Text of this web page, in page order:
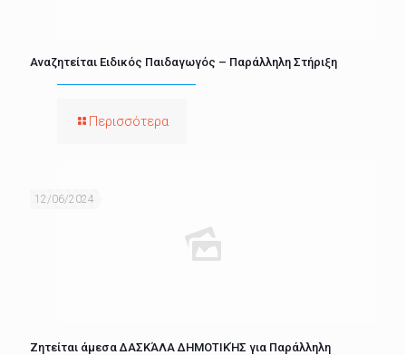
Αναζητείται Ειδικός Παιδαγωγός – Παράλληλη Στήριξη
Περισσότερα
12/06/2024
Ζητείται άμεσα ΔΑΣΚΆΛΑ ΔΗΜΟΤΙΚΉΣ για Παράλληλη